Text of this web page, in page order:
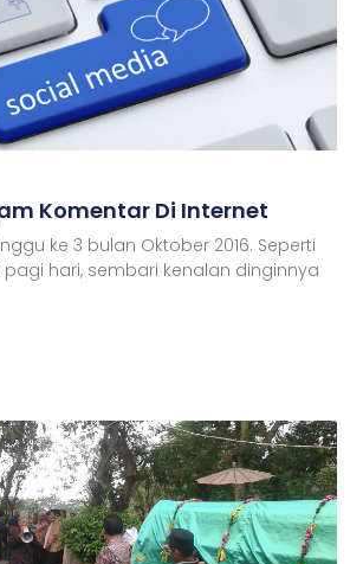
Komentar Di Internet
ke 3 bulan Oktober 2016. Seperti
hari, sembari kenalan dinginnya